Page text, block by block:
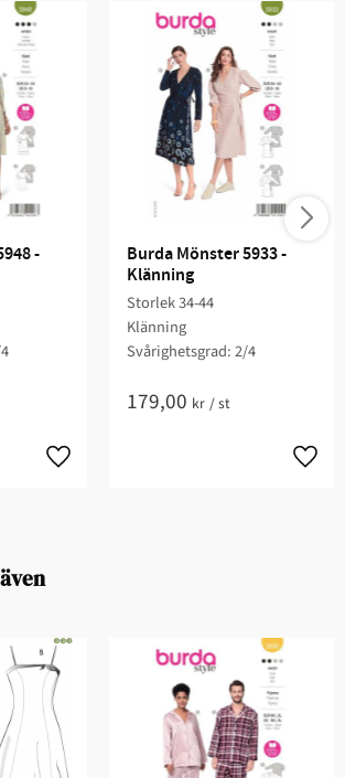
-
Burda Mönster 5933 -
Klänning
Storlek 34-44
Klänning
Svårighetsgrad: 2/4​
179,00 kr /st